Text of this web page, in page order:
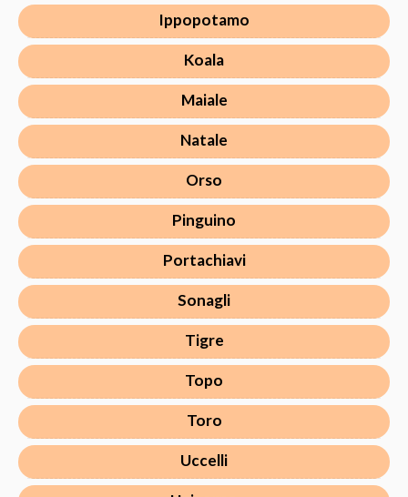
Ippopotamo
Koala
Maiale
Natale
Orso
Pinguino
Portachiavi
Sonagli
Tigre
Topo
Toro
Uccelli